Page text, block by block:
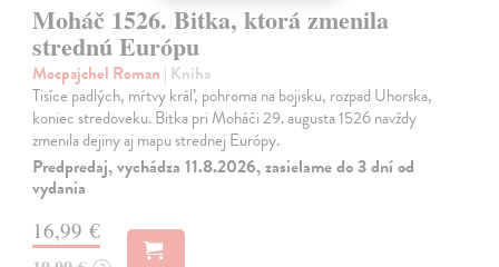
Moháč 1526. Bitka, ktorá zmenila
strednú Európu
Mocpajchel Roman | Kniha
Tisíce padlých, mŕtvy kráľ, pohroma na bojisku, rozpad Uhorska,
koniec stredoveku. Bitka pri Moháči 29. augusta 1526 navždy
zmenila dejiny aj mapu strednej Európy.
Predpredaj, vychádza 11.8.2026, zasielame do 3 dní od
vydania
16,99 €